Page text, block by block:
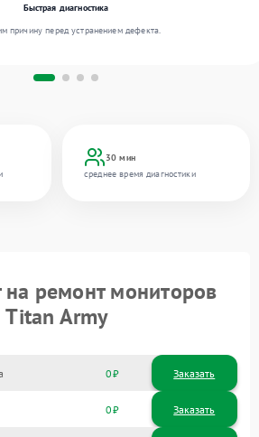
30 мин
среднее время диагностики
Быстрая диагностика
причину перед устранением дефекта.
на ремонт мониторов
Titan Army
0 Заказать
0 Заказать